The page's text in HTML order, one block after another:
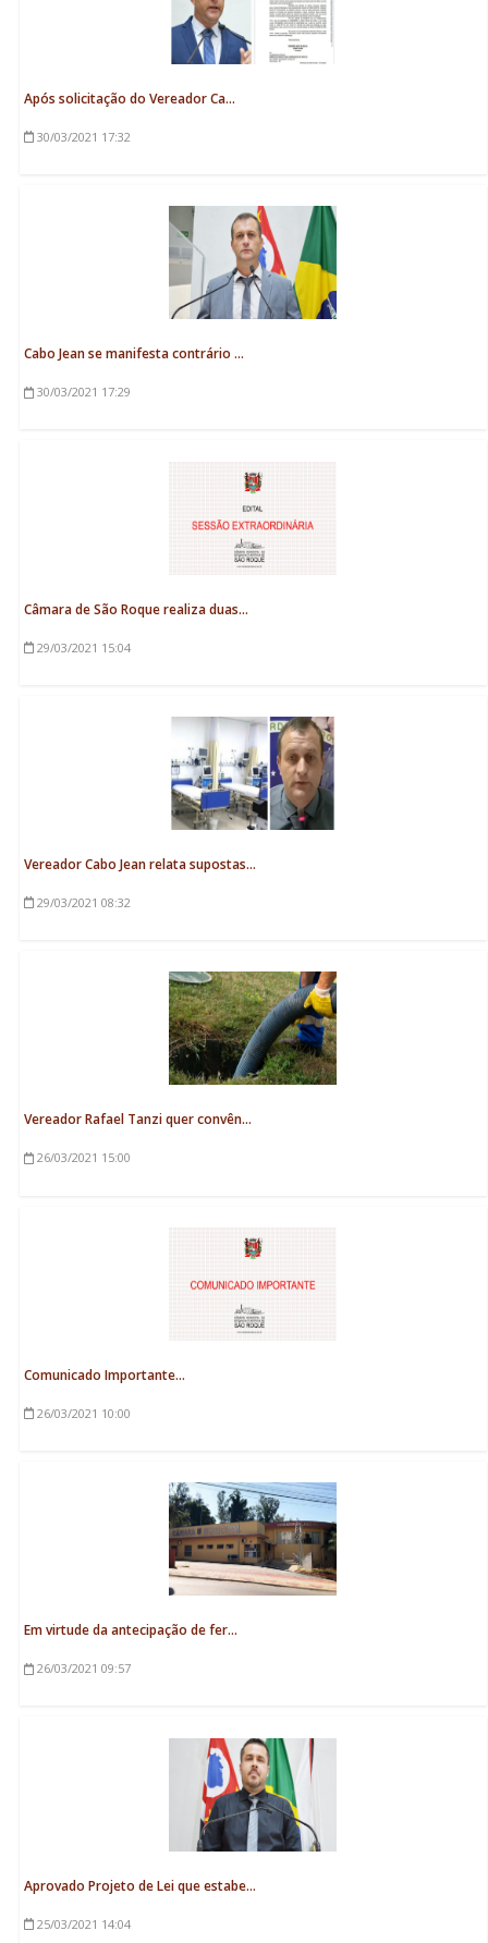
Após solicitação do Vereador Ca...
30/03/2021 17:32
Cabo Jean se manifesta contrário ...
30/03/2021 17:29
Câmara de São Roque realiza duas...
29/03/2021 15:04
Vereador Cabo Jean relata supostas...
29/03/2021 08:32
Vereador Rafael Tanzi quer convên...
26/03/2021 15:00
Comunicado Importante...
26/03/2021 10:00
Em virtude da antecipação de fer...
26/03/2021 09:57
Aprovado Projeto de Lei que estabe...
25/03/2021 14:04